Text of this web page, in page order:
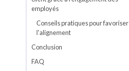
employés
Conseils pratiques pour favoriser
l'alignement
Conclusion
FAQ